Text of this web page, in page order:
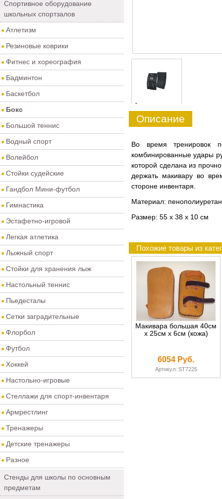
Спортивное оборудование
школьных спортзалов
Атлетизм
Резиновые коврики
Фитнес и хореография
Бадминтон
Баскетбол
Бокс
Большой теннис
Водный спорт
Волейбол
Стойки судейские
Гандбол Мини-футбол
Гимнастика
Эстафетно-игровой
Легкая атлетика
Лыжный спорт
Стойки для хранения лыж
Настольный теннис
Пьедесталы
Сетки заградительные
Флорбол
Футбол
Хоккей
Настольно-игровые
Стеллажи для спорт-инвентаря
Армрестлинг
Тренажеры
Детские тренажеры
Разное
Стенды для школы по основным
предметам
0
Описание
Во время тренировок
комбинированные удары
которой сделана из
держать макивару во
стороне инвентаря.
Материал:
Размер: 55 х 38 х 10 cм
Похожие товары из
Макивара большая 40см
х 25см х 6см (кожа)
6054 Руб.
Артикул: ST7225